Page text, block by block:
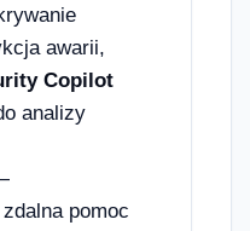
awarii,
Copilot
analizy
pomoc